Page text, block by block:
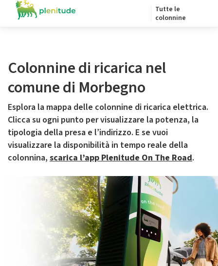
Tutte le
colonnine
Colonnine di ricarica nel
comune di Morbegno
Esplora la mappa delle colonnine di ricarica elettrica.
Clicca su ogni punto per visualizzare la potenza, la
tipologia della presa e l’indirizzo. E se vuoi
visualizzare la disponibilità in tempo reale della
colonnina, scarica l’app Plenitude On The Road.